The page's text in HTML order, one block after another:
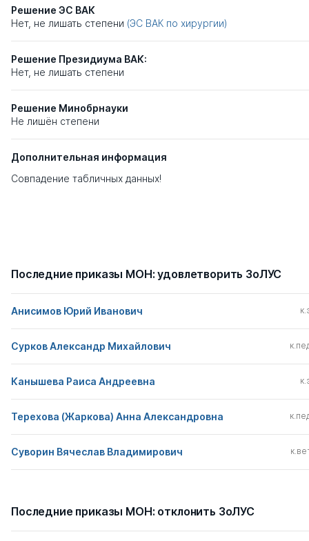
Решение ЭС ВАК
Нет, не лишать степени (ЭС ВАК по хирургии)
Решение Президиума ВАК:
Нет, не лишать степени
Решение Минобрнауки
Не лишён степени
Дополнительная информация
Совпадение табличных данных!
Последние приказы МОН: удовлетворить ЗоЛУС
Анисимов Юрий Иванович
Сурков Александр Михайлович
Канышева Раиса Андреевна
Терехова (Жаркова) Анна Александровна
Суворин Вячеслав Владимирович
Последние приказы МОН: отклонить ЗоЛУС